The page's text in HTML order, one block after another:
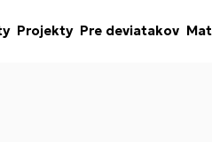
Projekty Pre deviatakov